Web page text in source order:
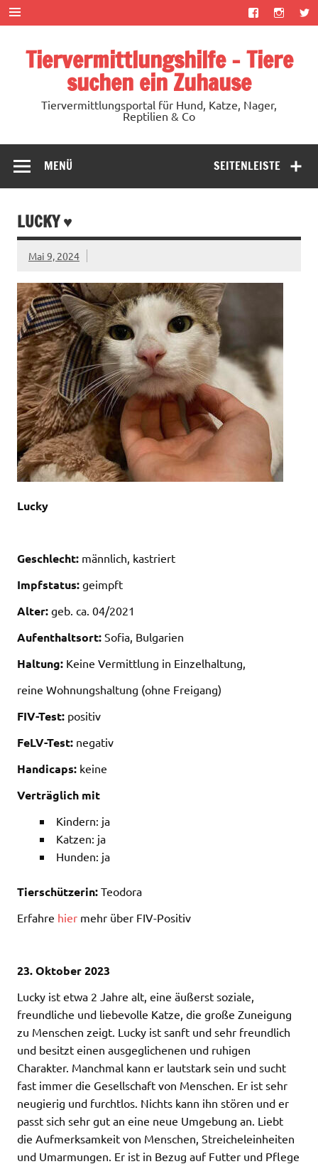
Zum
Inhalt
springen
Tiervermittlungshilfe – Tiere
suchen ein Zuhause
Tiervermittlungsportal für Hund, Katze, Nager,
Reptilien & Co
SEITENLEISTE
MENÜ
LUCKY ♥
Mai 9, 2024
Lucky
Geschlecht: männlich, kastriert
Impfstatus: geimpft
Alter: geb. ca. 04/2021
Aufenthaltsort: Sofia, Bulgarien
Haltung: Keine Vermittlung in Einzelhaltung,
reine Wohnungshaltung (ohne Freigang)
FIV-Test: positiv
FeLV-Test: negativ
Handicaps: keine
Verträglich mit
Kindern: ja
Katzen: ja
Hunden: ja
Tierschützerin: Teodora
Erfahre hier mehr über FIV-Positiv
23. Oktober 2023
Lucky ist etwa 2 Jahre alt, eine äußerst soziale,
freundliche und liebevolle Katze, die große Zuneigung
zu Menschen zeigt. Lucky ist sanft und sehr freundlich
und besitzt einen ausgeglichenen und ruhigen
Charakter. Manchmal kann er lautstark sein und sucht
fast immer die Gesellschaft von Menschen. Er ist sehr
neugierig und furchtlos. Nichts kann ihn stören und er
passt sich sehr gut an eine neue Umgebung an. Liebt
die Aufmerksamkeit von Menschen, Streicheleinheiten
und Umarmungen. Er ist in Bezug auf Futter und Pflege